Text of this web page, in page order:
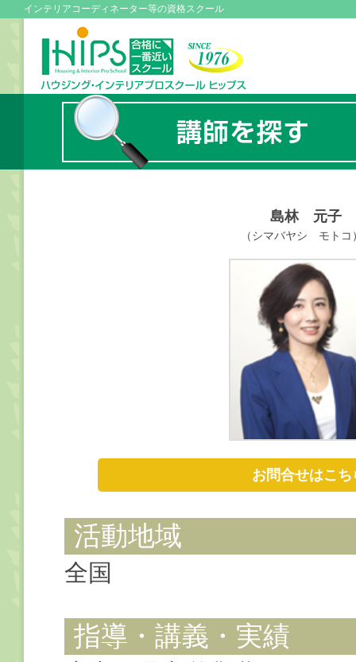
インテリアコーディネーター等の資格スクール
島林 元子
（シマバヤシ モトコ
お問合せはこち
活動地域
全国
指導・講義・実績